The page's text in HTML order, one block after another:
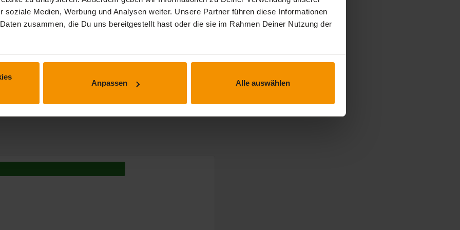
soziale Medien, Werbung und Analysen weiter. Unsere Partner führen diese Informationen
zusammen, die Du uns bereitgestellt hast oder die sie im Rahmen Deiner Nutzung der
Anpassen Alle auswählen